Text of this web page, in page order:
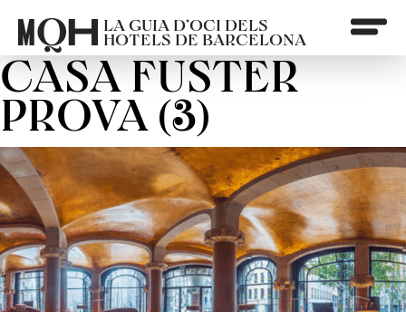
LA GUIA D’OCI DELS
HOTELS DE BARCELONA
CASA FUSTER
PROVA (3)